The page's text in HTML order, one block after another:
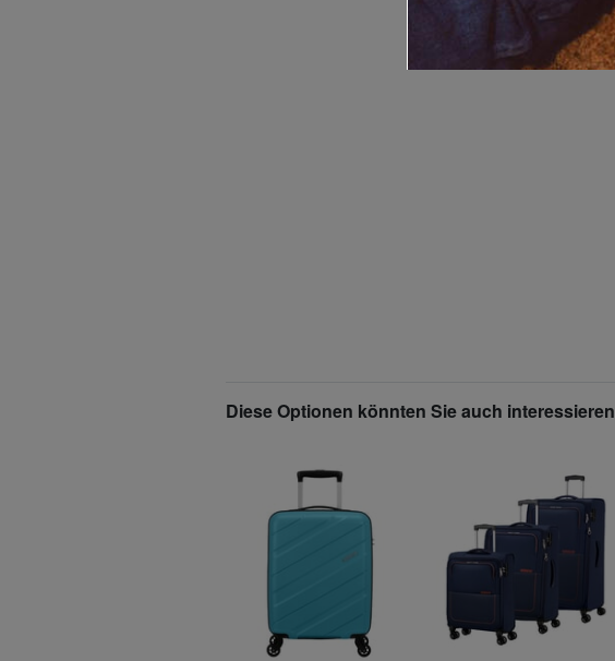
Diese Optionen könnten Sie auch interessieren